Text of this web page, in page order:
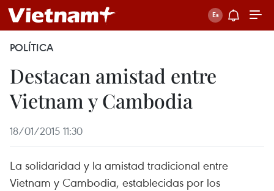
POLÍTICA
Destacan amistad entre
Vietnam y Cambodia
18/01/2015 11:30
La solidaridad y la amistad tradicional entre
Vietnam y Cambodia, establecidas por los